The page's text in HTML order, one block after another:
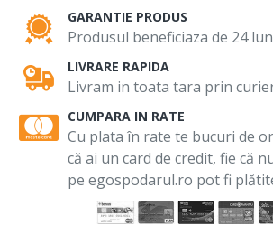
GARANTIE PRODUS
Produsul beneficiaza de 24
LIVRARE RAPIDA
Livram in toata tara prin
CUMPARA IN RATE
Cu plata în rate te bucuri de
că ai un card de credit, fie că
pe egospodarul.ro pot fi